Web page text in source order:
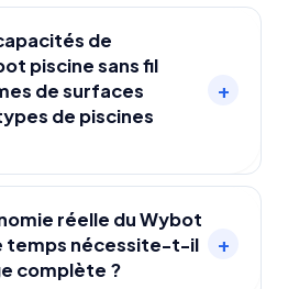
de
piscine sans fil
de surfaces
de piscines
+
le fond, les parois et la
jusqu’à 12 x 6 m, quelle
ovale, ronde,
(liner, PVC armé,
réelle du Wybot
temps nécessite-t-il
complète ?
+